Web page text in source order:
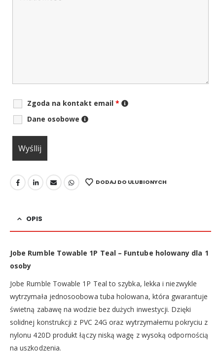
Zgoda na kontakt email *
Dane osobowe
DODAJ DO ULUBIONYCH
OPIS
Jobe Rumble Towable 1P Teal – Funtube holowany dla 1
osoby
Jobe Rumble Towable 1P Teal to szybka, lekka i niezwykle
wytrzymała jednosoobowa tuba holowana, która gwarantuje
świetną zabawę na wodzie bez dużych inwestycji. Dzięki
solidnej konstrukcji z PVC 24G oraz wytrzymałemu pokryciu z
nylonu 420D produkt łączy niską wagę z wysoką odpornością
na uszkodzenia.